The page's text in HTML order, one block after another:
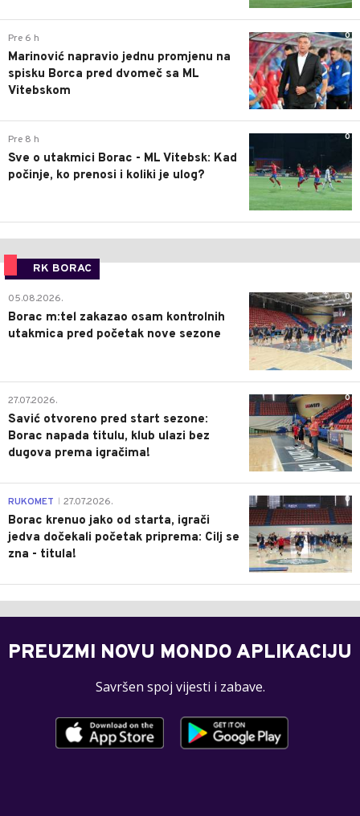
0
Pre 6 h
Marinović napravio jednu promjenu na
spisku Borca pred dvomeč sa ML
Vitebskom
0
Pre 8 h
Sve o utakmici Borac - ML Vitebsk: Kad
počinje, ko prenosi i koliki je ulog?
RK BORAC
0
05.08.2026.
Borac m:tel zakazao osam kontrolnih
utakmica pred početak nove sezone
0
27.07.2026.
Savić otvoreno pred start sezone:
Borac napada titulu, klub ulazi bez
dugova prema igračima!
0
RUKOMET 27.07.2026.
Borac krenuo jako od starta, igrači
jedva dočekali početak priprema: Cilj se
zna - titula!
PREUZMI NOVU MONDO APLIKACIJU
Savršen spoj vijesti i zabave.